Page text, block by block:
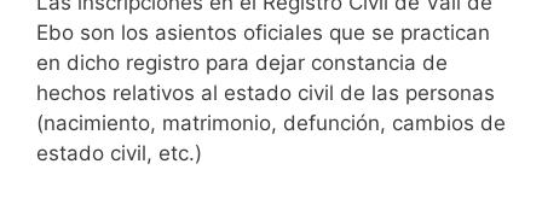
Ebo son los asientos oficiales que se practican
en dicho registro para dejar constancia de
hechos relativos al estado civil de las personas
(nacimiento, matrimonio, defunción, cambios de
estado civil, etc.)